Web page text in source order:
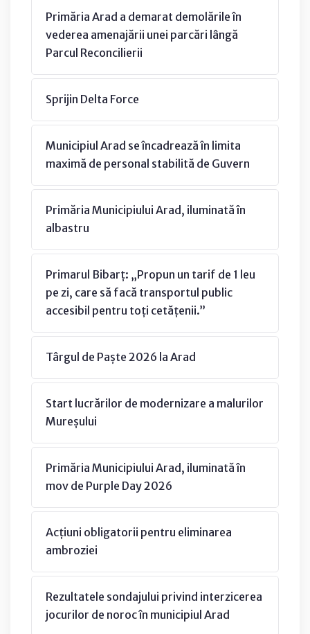
Primăria Arad a demarat demolările în
vederea amenajării unei parcări lângă
Parcul Reconcilierii
Sprijin Delta Force
Municipiul Arad se încadrează în limita
maximă de personal stabilită de Guvern
Primăria Municipiului Arad, iluminată în
albastru
Primarul Bibarț: „Propun un tarif de 1 leu
pe zi, care să facă transportul public
accesibil pentru toți cetățenii.”
Târgul de Paște 2026 la Arad
Start lucrărilor de modernizare a malurilor
Mureșului
Primăria Municipiului Arad, iluminată în
mov de Purple Day 2026
Acțiuni obligatorii pentru eliminarea
ambroziei
Rezultatele sondajului privind interzicerea
jocurilor de noroc în municipiul Arad